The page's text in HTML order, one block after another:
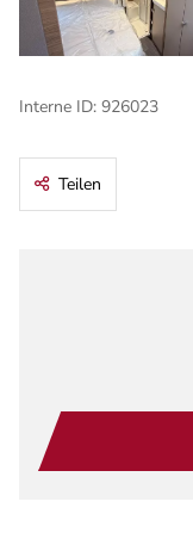
Interne ID: 926023
Teilen